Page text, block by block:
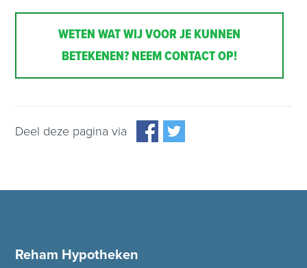
WETEN WAT WIJ VOOR JE KUNNEN
BETEKENEN? NEEM CONTACT OP!
Deel deze pagina via
Reham Hypotheken